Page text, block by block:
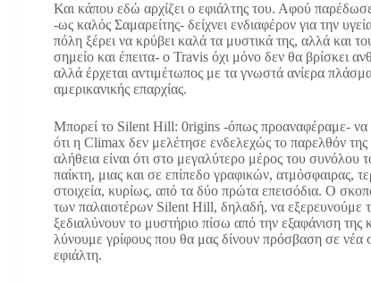
Και κάπου εδώ αρχίζει ο εφιάλτης του. Αφού
-ως καλός Σαμαρείτης- δείχνει ενδιαφέρον για την
πόλη ξέρει να κρύβει καλά τα μυστικά της, αλλά και
σημείο και έπειτα- ο Travis όχι μόνο δεν θα βρίσκει
αλλά έρχεται αντιμέτωπος με τα γνωστά ανίερα
αμερικανικής επαρχίας.
Μπορεί το Silent Hill: 0rigins -όπως προαναφέραμε- να
ότι η Climax δεν μελέτησε ενδελεχώς το παρελθόν
αλήθεια είναι ότι στο μεγαλύτερο μέρος του
παίκτη, μιας και σε επίπεδο γραφικών, ατμόσφαιρας,
στοιχεία, κυρίως, από τα δύο πρώτα επεισόδια. Ο
των παλαιοτέρων Silent Hill, δηλαδή, να εξερευνούμε
ξεδιαλύνουν το μυστήριο πίσω από την εξαφάνιση
λύνουμε γρίφους που θα μας δίνουν πρόσβαση σε νέα
εφιάλτη.